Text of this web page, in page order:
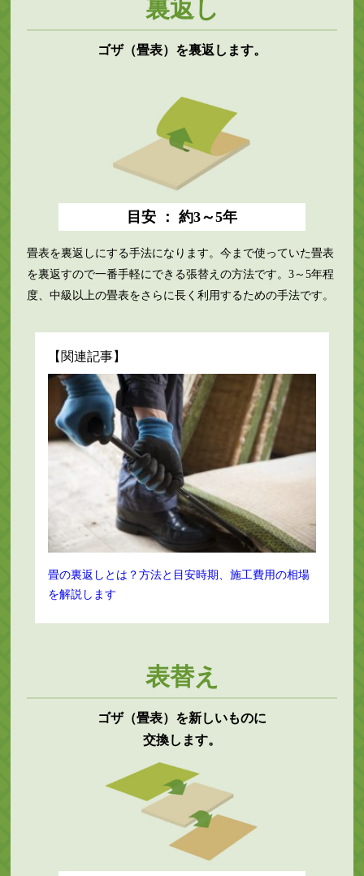
裏返し
ゴザ（畳表）を裏返します。
目安 ： 約3～5年
畳表を裏返しにする手法になります。今まで使っていた畳表
を裏返すので一番手軽にできる張替えの方法です。3～5年程
度、中級以上の畳表をさらに長く利用するための手法です。
【関連記事】
畳の裏返しとは？方法と目安時期、施工費用の相場
を解説します
表替え
ゴザ（畳表）を新しいものに
交換します。